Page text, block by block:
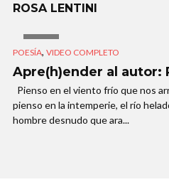
ROSA LENTINI
POESÍA, VIDEO COMPLETO
Apre(h)ender al autor:
Pienso en el viento frío que nos
pienso en la intemperie, el río
hombre desnudo que ara...